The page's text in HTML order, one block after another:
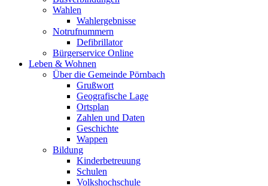
Wahlen
Wahlergebnisse
Notrufnummern
Defibrillator
Bürgerservice Online
Leben & Wohnen
Über die Gemeinde Pörnbach
Grußwort
Geografische Lage
Ortsplan
Zahlen und Daten
Geschichte
Wappen
Bildung
Kinderbetreuung
Schulen
Volkshochschule